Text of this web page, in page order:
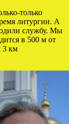
только
литургии. А
службу. Мы
в 500 м от
3 км